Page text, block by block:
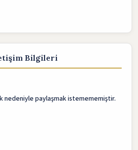
Bilgileri
nedeniyle paylaşmak istemememiştir.